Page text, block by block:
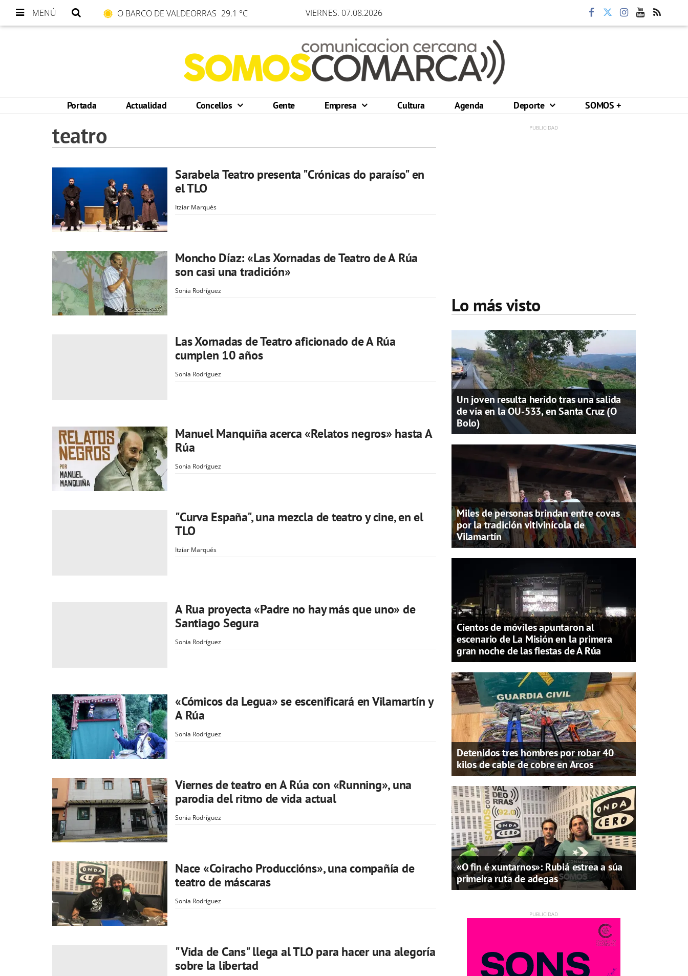
MENÚ O BARCO DE VALDEORRAS 29.1 °C VIERNES. 07.08.2026
Portada Actualidad Concellos Gente Empresa Cultura Agenda Deporte SOMOS +
teatro
Sarabela Teatro presenta "Crónicas do paraíso" en
el TLO
Itzíar Marqués
Moncho Díaz: «Las Xornadas de Teatro de A Rúa
son casi una tradición»
Sonia Rodríguez
Las Xornadas de Teatro aficionado de A Rúa
cumplen 10 años
Sonia Rodríguez
Manuel Manquiña acerca «Relatos negros» hasta A
Rúa
Sonia Rodríguez
"Curva España", una mezcla de teatro y cine, en el
TLO
Itzíar Marqués
A Rua proyecta «Padre no hay más que uno» de
Santiago Segura
Sonia Rodríguez
«Cómicos da Legua» se escenificará en Vilamartín y
A Rúa
Sonia Rodríguez
Viernes de teatro en A Rúa con «Running», una
parodia del ritmo de vida actual
Sonia Rodríguez
Nace «Coiracho Produccións», una compañía de
teatro de máscaras
Sonia Rodríguez
"Vida de Cans" llega al TLO para hacer una alegoría
sobre la libertad
Lo más visto
Un joven resulta herido tras una salida
de vía en la OU-533, en Santa Cruz (O
Bolo)
Miles de personas brindan entre covas
por la tradición vitivinícola de
Vilamartín
Cientos de móviles apuntaron al
escenario de La Misión en la primera
gran noche de las fiestas de A Rúa
Detenidos tres hombres por robar 40
kilos de cable de cobre en Arcos
«O fin é xuntarnos»: Rubiá estrea a súa
primeira ruta de adegas